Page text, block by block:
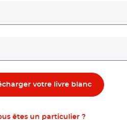
obligatoire)
êtes un particulier ?